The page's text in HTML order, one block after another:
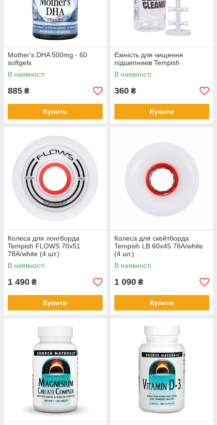
Mother's DHA 500mg - 60
softgels
В наявності
885 ₴
Купити
Ємність для чищення
підшипників Tempish
В наявності
360 ₴
Купити
Колеса для лонгборда
Tempish FLOWS 70x51
78A/white (4 шт.)
В наявності
1 490 ₴
Купити
Колеса для скейтборда
Tempish LB 60x45 78A/white
(4 шт.)
В наявності
1 090 ₴
Купити